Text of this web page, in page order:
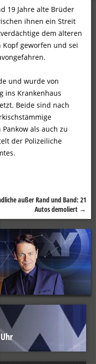
19 Jahre alte Brüder
ihnen ein Streit
dem älteren
geworfen und sei
und wurde von
ins Krankenhaus
Beide sind nach
als auch zu
der Polizeiliche
außer Rand und Band: 21
Autos demoliert →